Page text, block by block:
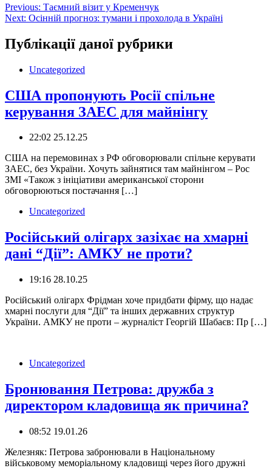
Навігація
записів
Previous: Таємний візит у Кременчук
Next: Осінній прогноз: тумани і прохолода в Україні
Публікації даної рубрики
Uncategorized
США пропонують Росії спільне
керування ЗАЕС для майнінгу
22:02 25.12.25
️США на перемовинах з РФ обговорювали спільне керувати
ЗАЕС, без України. Хочуть зайнятися там майнінгом – Рос
ЗМІ «Також з ініціативи американської сторони
обговорюються постачання […]
Uncategorized
Російський олігарх зазіхає на хмарні
дані “Дії”: АМКУ не проти?
19:16 28.10.25
Російський олігарх Фрідман хоче придбати фірму, що надає
хмарні послуги для “Дії” та інших державних структур
України. АМКУ не проти – журналіст Георгій Шабаєв: Пр […]
Uncategorized
Бронювання Петрова: дружба з
директором кладовища як причина?
08:52 19.01.26
Железняк: Петрова забронювали в Національному
військовому меморіальному кладовищі через його дружні